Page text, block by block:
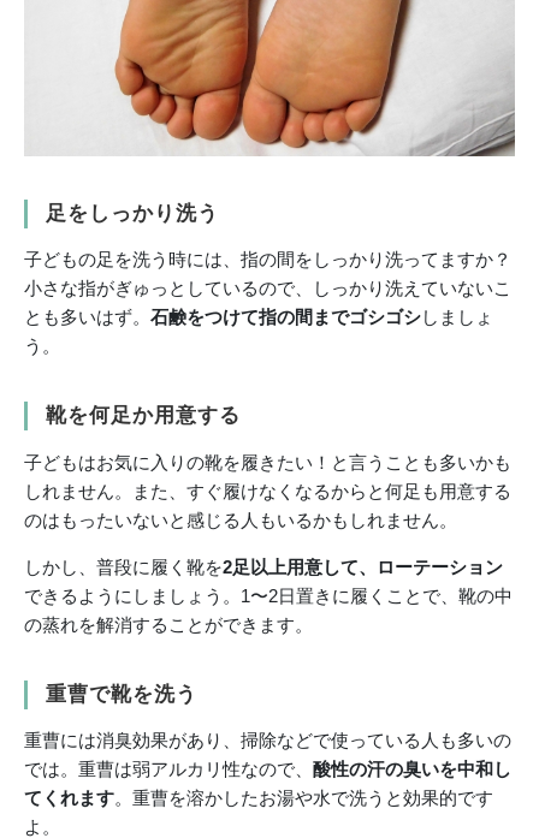
足をしっかり洗う
子どもの足を洗う時には、指の間をしっかり洗ってますか？
小さな指がぎゅっとしているので、しっかり洗えていないこ
とも多いはず。 石鹸をつけて指の間までゴシゴシしましょ
う。
靴を何足か用意する
子どもはお気に入りの靴を履きたい！と言うことも多いかも
しれません。また、すぐ履けなくなるからと何足も用意する
のはもったいないと感じる人もいるかもしれません。
しかし、普段に履く靴を2足以上用意して、ローテーション
できるようにしましょう。1〜2日置きに履くことで、靴の中
の蒸れを解消することができます。
重曹で靴を洗う
重曹には消臭効果があり、掃除などで使っている人も多いの
では。重曹は弱アルカリ性なので、 酸性の汗の臭いを中和し
てくれます。重曹を溶かしたお湯や水で洗うと効果的です
よ。